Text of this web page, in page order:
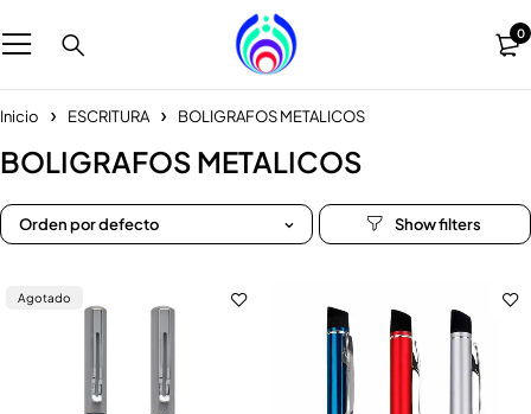
0
Inicio ESCRITURA BOLIGRAFOS METALICOS
BOLIGRAFOS METALICOS
Orden por defecto
Agotado